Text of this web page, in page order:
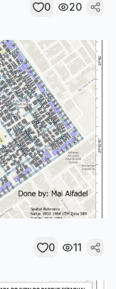
0 20
0 11